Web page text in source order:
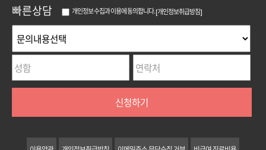
빠른상담 개인정보 수집과 이용에 동의합니다.[개인정보취급방침]
신청하기